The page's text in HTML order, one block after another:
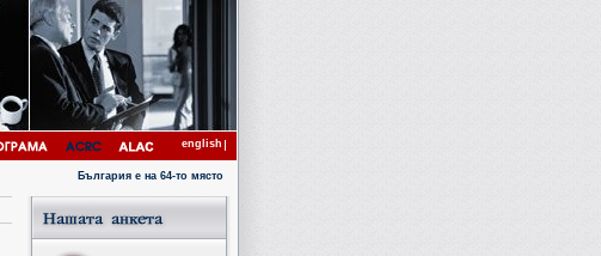
english
България е на 64-то място с коефициент 4.1 в Индекса за възприятие на корупцията за